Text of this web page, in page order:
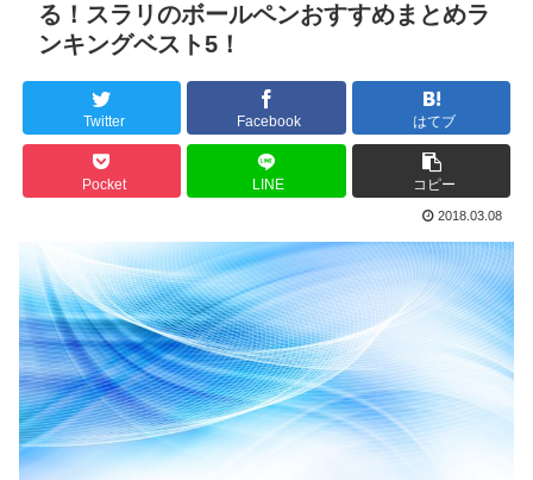
る！スラリのボールペンおすすめまとめラ
ンキングベスト5！
Twitter Facebook はてブ
Pocket LINE コピー
2018.03.08